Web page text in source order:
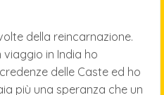
della reincarnazione.
viaggio in India ho
delle Caste ed ho
più una speranza che un